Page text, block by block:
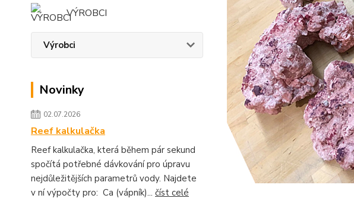
VÝROBCI
Výrobci
Novinky
02.07.2026
Reef kalkulačka
Reef kalkulačka, která během pár sekund
spočítá potřebné dávkování pro úpravu
nejdůležitějších parametrů vody. Najdete
v ní výpočty pro: Ca (vápník)... číst celé